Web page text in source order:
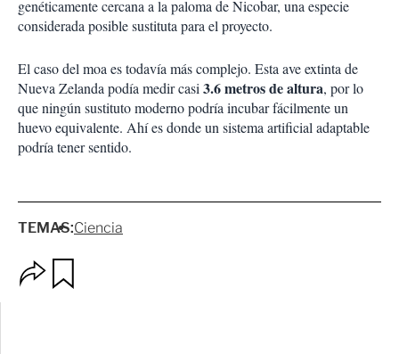
genéticamente cercana a la paloma de Nicobar, una especie
considerada posible sustituta para el proyecto.
El caso del moa es todavía más complejo. Esta ave extinta de
Nueva Zelanda podía medir casi3.6 metros de altura, por lo
que ningún sustituto moderno podría incubar fácilmente un
huevo equivalente. Ahí es donde un sistema artificial adaptable
podría tener sentido.
TEMAS:Ciencia